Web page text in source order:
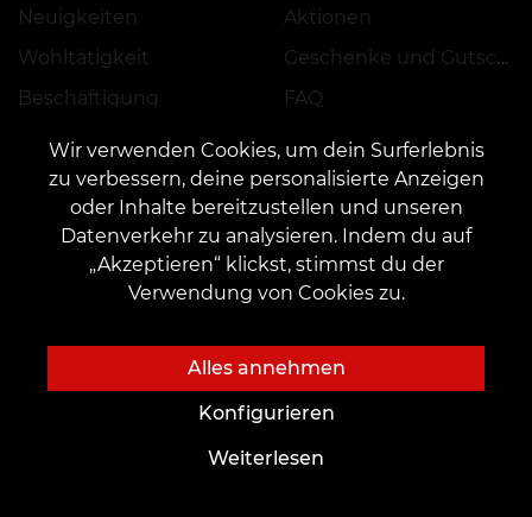
Neuigkeiten
Wohltätigkeit
Beschäftigung
Partnerschaft
Aktionen
Geschenke und Gutscheine
FAQ
Pflege
Für angehende Meister
Tattoo-Ideen
Autoren-Skizzen
Skizze Katalog
Dienstleistungen
Wir verwenden Cookies, um dein Surferlebnis
zu verbessern, deine personalisierte Anzeigen
oder Inhalte bereitzustellen und unseren
Datenverkehr zu analysieren. Indem du auf
„Akzeptieren“ klickst, stimmst du der
Verwendung von Cookies zu.
Alles annehmen
Konfigurieren
Weiterlesen